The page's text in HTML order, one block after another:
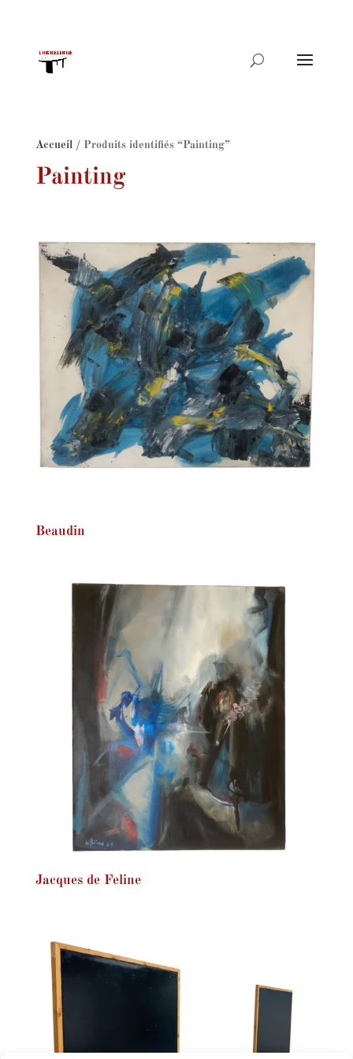
produits
Accueil/ Produits identifiés “Painting”
Painting
Beaudin
Jacques de Feline